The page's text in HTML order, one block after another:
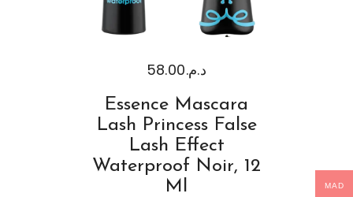
د.م.58.00
Essence Mascara
Lash Princess False
Lash Effect
Waterproof Noir, 12
Ml
MAD